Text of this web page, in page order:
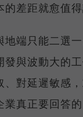
差距就愈值得
地端只能二選
發與波動大的
、對延遲敏感
業真正要回答